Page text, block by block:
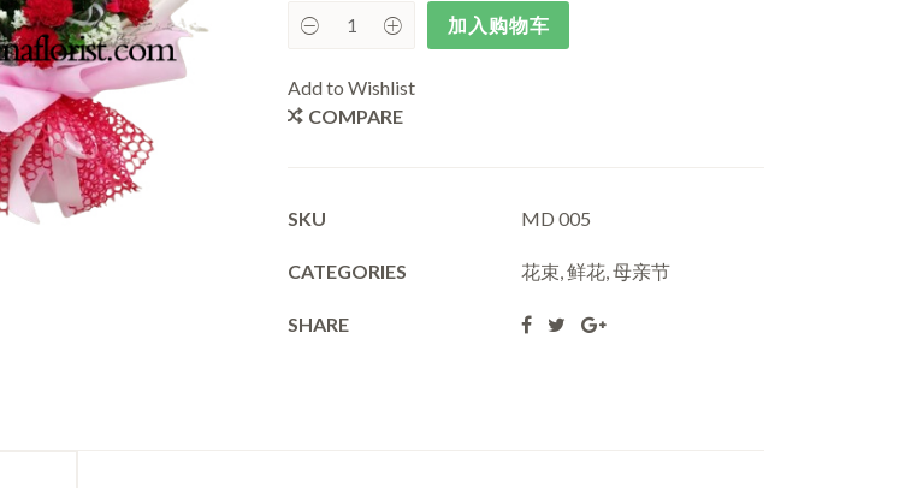
加入购物车
Add to Wishlist
COMPARE
SKU MD 005
CATEGORIES 花束,鲜花,母亲节
SHARE